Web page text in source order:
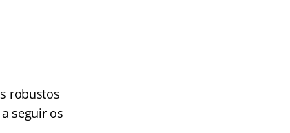
robustos
seguir os